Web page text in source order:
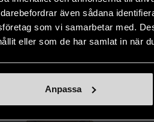
även sådana
som vi samarbetar med.
eller som de har samlat in när
Anpassa
nytt liv åt befintliga produkter.